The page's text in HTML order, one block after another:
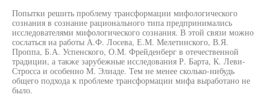
Попытки решить проблему трансформации мифологического
сознания в сознание рационального типа предпринимались
исследователями мифологического сознания. В этой связи можно
сослаться на работы А.Ф. Лосева, Е.М. Мелетинского, В.Я.
Проппа, Б.А. Успенского, О.М. Фрейденберг в отечественной
традиции, а также зарубежные исследования Р. Барта, К. Леви-
Стросса и особенно М. Элиаде. Тем не менее сколько-нибудь
общего подхода к проблеме трансформации мифа выработано не
было.